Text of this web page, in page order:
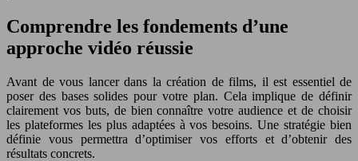
Comprendre les fondements d’une
approche vidéo réussie
Avant de vous lancer dans la création de films, il est essentiel de
poser des bases solides pour votre plan. Cela implique de définir
clairement vos buts, de bien connaître votre audience et de choisir
les plateformes les plus adaptées à vos besoins. Une stratégie bien
définie vous permettra d’optimiser vos efforts et d’obtenir des
résultats concrets.